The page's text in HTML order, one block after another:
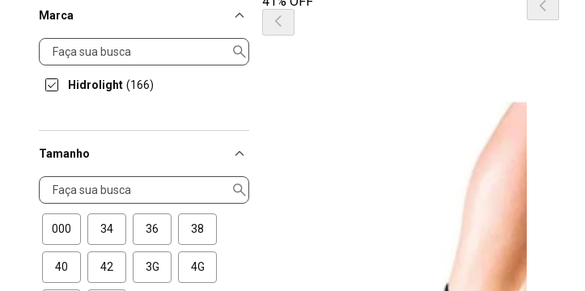
Marca
Marca
Hidrolight (166)
Tamanho
Tamanho
000 34 36 38
40 42 3G 4G